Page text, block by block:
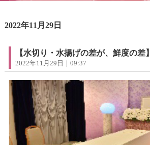
2
3
16
18 19 20
23
25 26 27
2022年11月29日
【水切り・水揚げの差が、鮮度の差】
2022年11月29日｜09:37